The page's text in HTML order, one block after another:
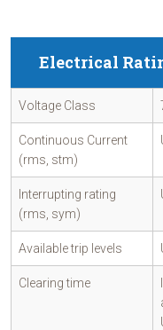
Electrical
Voltage Class
Continuous Current
(rms, stm)
Interrupting rating
(rms, sym)
Available trip levels
Clearing time